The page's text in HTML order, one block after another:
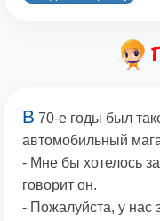
В 70-е годы был
автомобильный
- Мне бы хотелось
говорит он.
- Пожалуйста, у нас